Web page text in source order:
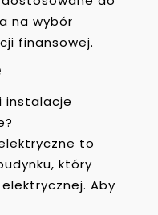
na wybór
finansowej.
instalacje
to
który
Aby